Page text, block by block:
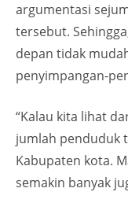
argumentasi
tersebut.
depan tidak
penyimpangan-
“Kalau kita lihat
jumlah penduduk
Kabupaten kota.
semakin banyak